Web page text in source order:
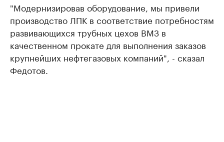
"Модернизировав оборудование, мы привели
производство ЛПК в соответствие потребностям
развивающихся трубных цехов ВМЗ в
качественном прокате для выполнения заказов
крупнейших нефтегазовых компаний", - сказал
Федотов.